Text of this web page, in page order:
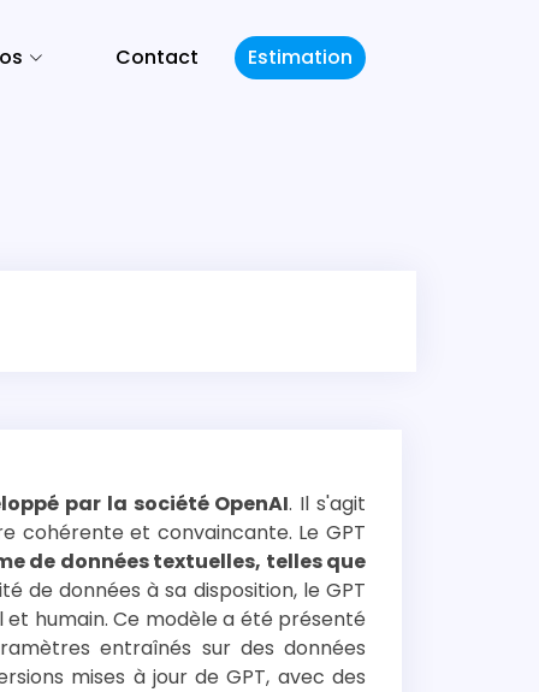
Contact Estimation
par la société OpenAI. Il s'agit
cohérente et convaincante. Le GPT
de données textuelles, telles que
de données à sa disposition, le GPT
humain. Ce modèle a été présenté
entraînés sur des données
mises à jour de GPT, avec des